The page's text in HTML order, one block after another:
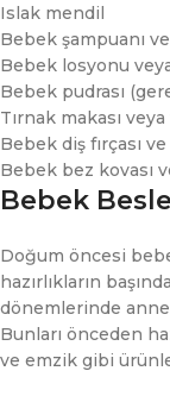
Islak mendil
Bebek şampuanı
Bebek losyonu
Bebek pudrası
Tırnak makası
Bebek diş fırçası
Bebek bez kovası
Bebek
Doğum öncesi
hazırlıkların
dönemlerinde
Bunları önceden
ve emzik gibi